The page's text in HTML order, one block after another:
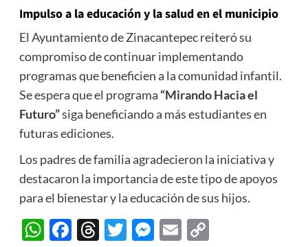
Impulso a la educación y la salud en el municipio
El Ayuntamiento de Zinacantepec reiteró su
compromiso de continuar implementando
programas que beneficien a la comunidad infantil.
Se espera que el programa “Mirando Hacia el
Futuro”siga beneficiando a más estudiantes en
futuras ediciones.
Los padres de familia agradecieron la iniciativa y
destacaron la importancia de este tipo de apoyos
para el bienestar y la educación de sus hijos.
WhatsApp
Facebook
Threads
Twitter
Messenger
EmailCopy